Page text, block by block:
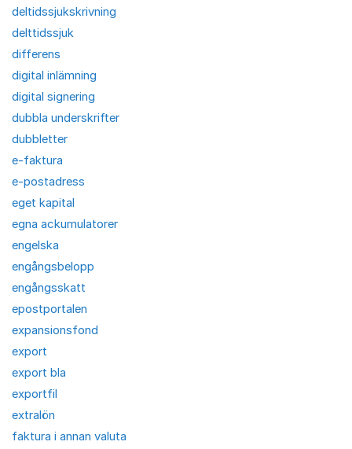
deltidssjukskrivning
delttidssjuk
differens
digital inlämning
digital signering
dubbla underskrifter
dubbletter
e-faktura
e-postadress
eget kapital
egna ackumulatorer
engelska
engångsbelopp
engångsskatt
epostportalen
expansionsfond
export
export bla
exportfil
extralön
faktura i annan valuta